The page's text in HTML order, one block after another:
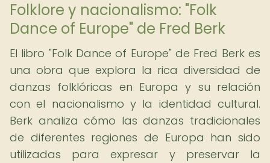
Folklore y nacionalismo: "Folk
Dance of Europe" de Fred Berk
El libro "Folk Dance of Europe" de Fred Berk es
una obra que explora la rica diversidad de
danzas folklóricas en Europa y su relación
con el nacionalismo y la identidad cultural.
Berk analiza cómo las danzas tradicionales
de diferentes regiones de Europa han sido
utilizadas para expresar y preservar la